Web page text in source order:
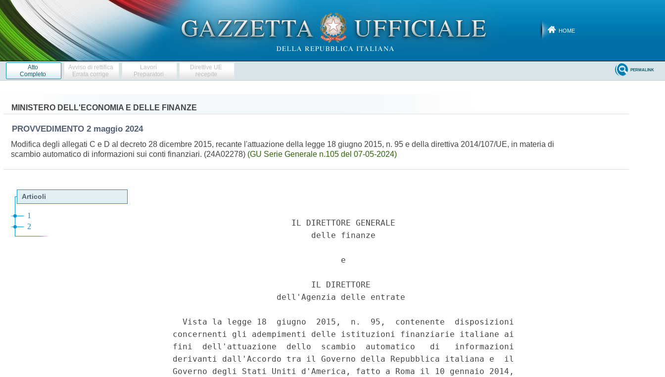
HOME
Atto
Completo
Avviso di rettifica
Errata corrige
Lavori
Preparatori
Direttive UE
recepite
PERMALINK
MINISTERO DELL'ECONOMIA E DELLE FINANZE
PROVVEDIMENTO 2 maggio 2024
Modifica degli allegati C e D al decreto 28 dicembre 2015, recante l'attuazione della legge 18 giugno 2015, n. 95 e della direttiva 2014/107/UE, in materia di
scambio automatico di informazioni sui conti finanziari. (24A02278) (GU Serie Generale n.105 del 07-05-2024)